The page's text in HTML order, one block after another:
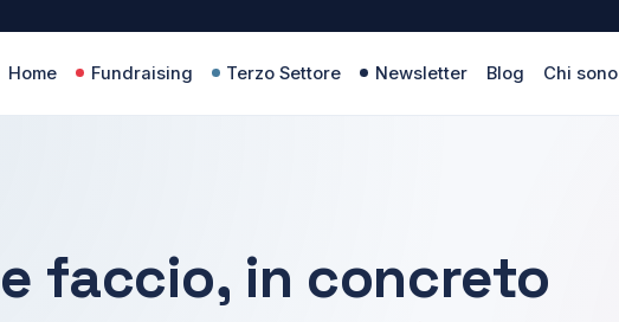
Home Fundraising Terzo Settore Newsletter Blog Chi sono
faccio, in concreto